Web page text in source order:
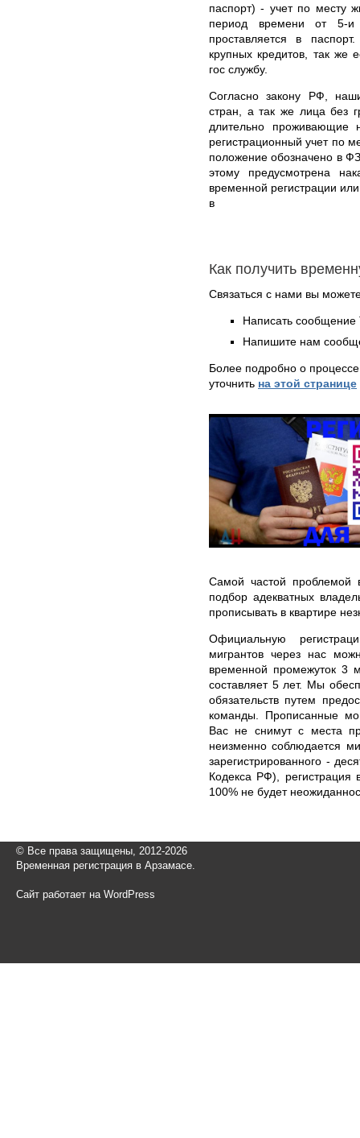
паспорт) - учет по месту
период времени от 5-
проставляется в
крупных кредитов, так же
гос службу.
Согласно закону РФ,
стран, а так же лица без
длительно проживающие
регистрационный учет по
положение обозначено в
этому предусмотрена
временной регистрации
в
Как получить
Связаться с нами вы
Написать
Напишите нам
Более подробно о
уточнить на этой странице
Самой частой проблемой
подбор адекватных
прописывать в квартире
Официальную
мигрантов через нас
временной промежуток 3
составляет 5 лет. Мы
обязательств путем
команды. Прописанные
Вас не снимут с места
неизменно соблюдается
зарегистрированного -
Кодекса РФ),
100% не будет
© Все права защищены, 2012-2026
Временная регистрация в Арзамасе.
Сайт работает на WordPress